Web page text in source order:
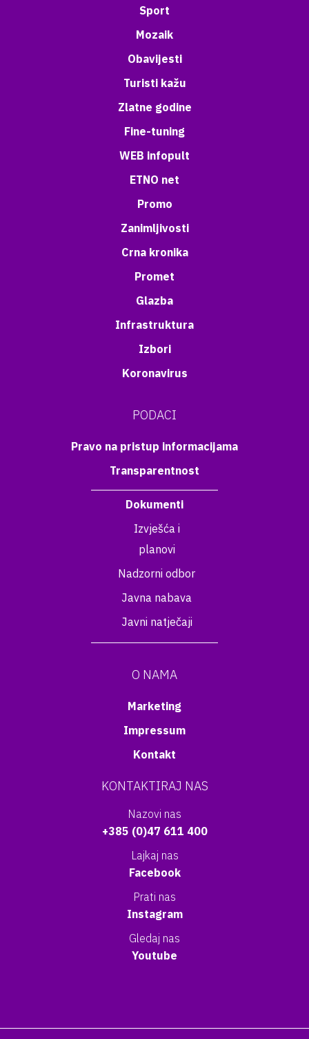
Sport
Mozaik
Obavijesti
Turisti kažu
Zlatne godine
Fine-tuning
WEB infopult
ETNO net
Promo
Zanimljivosti
Crna kronika
Promet
Glazba
Infrastruktura
Izbori
Koronavirus
PODACI
Pravo na pristup informacijama
Transparentnost
Dokumenti
Izvješća i
planovi
Nadzorni odbor
Javna nabava
Javni natječaji
O NAMA
Marketing
Impressum
Kontakt
KONTAKTIRAJ NAS
Nazovi nas
+385 (0)47 611 400
Lajkaj nas
Facebook
Prati nas
Instagram
Gledaj nas
Youtube